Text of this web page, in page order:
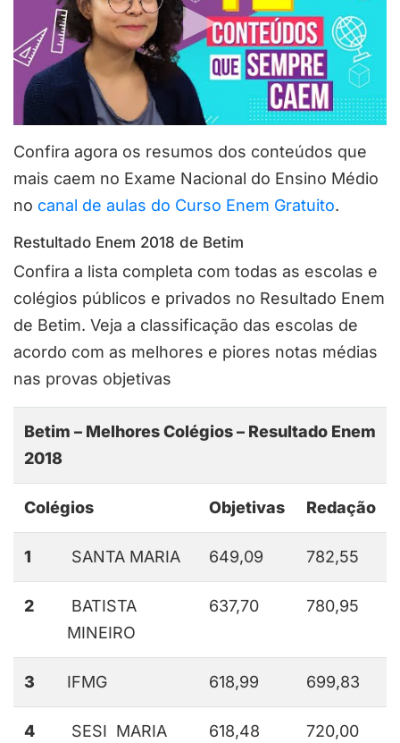
Confira agora os resumos dos conteúdos que
mais caem no Exame Nacional do Ensino Médio
no canal de aulas do Curso Enem Gratuito.
Restultado Enem 2018 de Betim
Confira a lista completa com todas as escolas e
colégios públicos e privados no Resultado Enem
de Betim. Veja a classificação das escolas de
acordo com as melhores e piores notas médias
nas provas objetivas
Betim – Melhores Colégios – Resultado Enem
2018
Colégios Objetivas Redação
1 SANTA MARIA 649,09 782,55
2
BATISTA
MINEIRO
637,70 780,95
3 IFMG 618,99 699,83
4
SESI MARIA
618,48 720,00